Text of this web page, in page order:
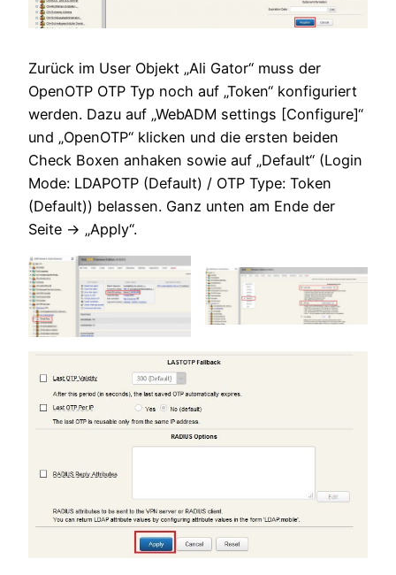
Zurück im User Objekt „Ali Gator“ muss der
OpenOTP OTP Typ noch auf „Token“ konfiguriert
werden. Dazu auf „WebADM settings [Configure]“
und „OpenOTP“ klicken und die ersten beiden
Check Boxen anhaken sowie auf „Default“ (Login
Mode: LDAPOTP (Default) / OTP Type: Token
(Default)) belassen. Ganz unten am Ende der
Seite -> „Apply“.